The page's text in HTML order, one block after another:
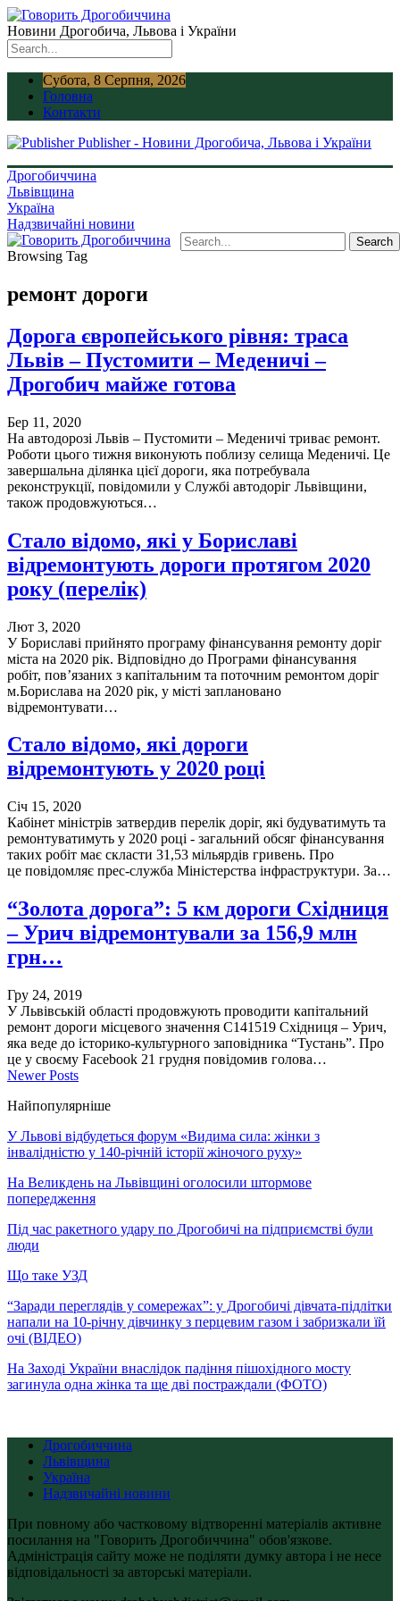
Новини Дрогобича, Львова і України
Субота, 8 Серпня, 2026
Головна
Контакти
Publisher - Новини Дрогобича, Львова і України
Дрогобиччина
Львівщина
Україна
Надзвичайні новини
Browsing Tag
ремонт дороги
Дорога європейського рівня: траса
Львів – Пустомити – Меденичі –
Дрогобич майже готова
Бер 11, 2020
На автодорозі Львів – Пустомити – Меденичі триває ремонт.
Роботи цього тижня виконують поблизу селища Меденичі. Це
завершальна ділянка цієї дороги, яка потребувала
реконструкції, повідомили у Службі автодоріг Львівщини,
також продовжуються…
Стало відомо, які у Бориславі
відремонтують дороги протягом 2020
року (перелік)
Лют 3, 2020
У Бориславі прийнято програму фінансування ремонту доріг
міста на 2020 рік. Відповідно до Програми фінансування
робіт, пов’язаних з капітальним та поточним ремонтом доріг
м.Борислава на 2020 рік, у місті заплановано
відремонтувати…
Стало відомо, які дороги
відремонтують у 2020 році
Січ 15, 2020
Кабінет міністрів затвердив перелік доріг, які будуватимуть та
ремонтуватимуть у 2020 році - загальний обсяг фінансування
таких робіт має скласти 31,53 мільярдів гривень. Про
це повідомляє прес-служба Міністерства інфраструктури. За…
“Золота дорога”: 5 км дороги Східниця
– Урич відремонтували за 156,9 млн
грн…
Гру 24, 2019
У Львівській області продовжують проводити капітальний
ремонт дороги місцевого значення С141519 Східниця – Урич,
яка веде до історико-культурного заповідника “Тустань”. Про
це у своєму Facebook 21 грудня повідомив голова…
Newer Posts
Найпопулярніше
У Львові відбудеться форум «Видима сила: жінки з
інвалідністю у 140-річній історії жіночого руху»
На Великдень на Львівщині оголосили штормове
попередження
Під час ракетного удару по Дрогобичі на підприємстві були
люди
Що таке УЗД
“Заради переглядів у сомережах”: у Дрогобичі дівчата-підлітки
напали на 10-річну дівчинку з перцевим газом і забризкали їй
очі (ВІДЕО)
На Заході України внаслідок падіння пішохідного мосту
загинула одна жінка та ще дві постраждали (ФОТО)
Дрогобиччина
Львівщина
Україна
Надзвичайні новини
При повному або частковому відтворенні матеріалів активне
посилання на "Говорить Дрогобиччина" обов'язкове.
Адміністрація сайту може не поділяти думку автора і не несе
відповідальності за авторські матеріали.